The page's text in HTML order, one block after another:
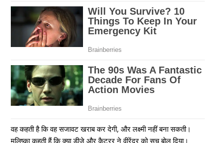
वह कहती है कि वह सजावट खराब कर देगी, और लक्ष्मी नहीं बना सकती।
मलिष्का कहती हैं कि क्या डीजे और कैटरर ने वीरेंद्र को सच बोल दिया।